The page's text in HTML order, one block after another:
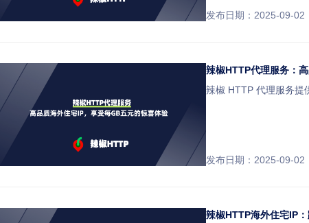
发布日期：2025-09-02
辣椒HTTP代理服务：
辣椒 HTTP 代理服务提
发布日期：2025-09-02
辣椒HTTP海外住宅IP